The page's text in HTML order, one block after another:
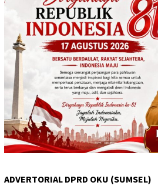
ADVERTORIAL DPRD OKU (SUMSEL)